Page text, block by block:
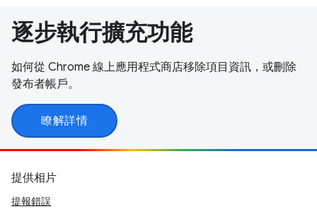
逐步執行擴充功能
如何從 Chrome 線上應用程式商店移除項目資訊，或刪除
發布者帳戶。
瞭解詳情
提供相片
提報錯誤